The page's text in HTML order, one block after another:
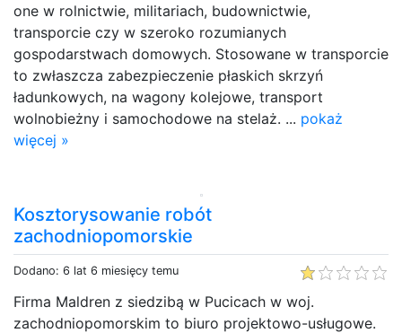
one w rolnictwie, militariach, budownictwie,
transporcie czy w szeroko rozumianych
gospodarstwach domowych. Stosowane w transporcie
to zwłaszcza zabezpieczenie płaskich skrzyń
ładunkowych, na wagony kolejowe, transport
wolnobieżny i samochodowe na stelaż. ... pokaż
więcej »
Kosztorysowanie robót
zachodniopomorskie
Dodano: 6 lat 6 miesięcy temu
Firma Maldren z siedzibą w Pucicach w woj.
zachodniopomorskim to biuro projektowo-usługowe.